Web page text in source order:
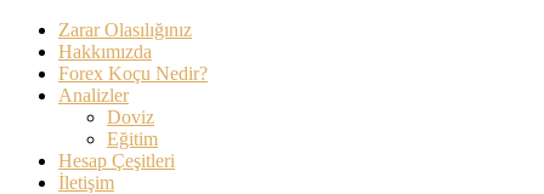
Zarar Olasılığınız
Hakkımızda
Forex Koçu Nedir?
Analizler
Doviz
Eğitim
Hesap Çeşitleri
İletişim